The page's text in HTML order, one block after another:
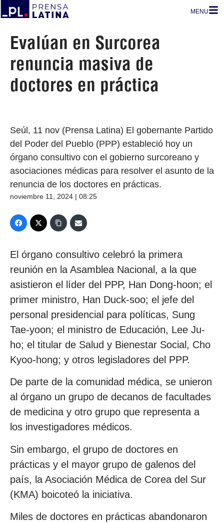
MENU
Evalúan en Surcorea
renuncia masiva de
doctores en práctica
Seúl, 11 nov (Prensa Latina) El gobernante Partido
del Poder del Pueblo (PPP) estableció hoy un
órgano consultivo con el gobierno surcoreano y
asociaciones médicas para resolver el asunto de la
renuncia de los doctores en prácticas.
noviembre 11, 2024 | 08:25
El órgano consultivo celebró la primera
reunión en la Asamblea Nacional, a la que
asistieron el líder del PPP, Han Dong-hoon; el
primer ministro, Han Duck-soo; el jefe del
personal presidencial para políticas, Sung
Tae-yoon; el ministro de Educación, Lee Ju-
ho; el titular de Salud y Bienestar Social, Cho
Kyoo-hong; y otros legisladores del PPP.
De parte de la comunidad médica, se unieron
al órgano un grupo de decanos de facultades
de medicina y otro grupo que representa a
los investigadores médicos.
Sin embargo, el grupo de doctores en
prácticas y el mayor grupo de galenos del
país, la Asociación Médica de Corea del Sur
(KMA) boicoteó la iniciativa.
Miles de doctores en prácticas abandonaron